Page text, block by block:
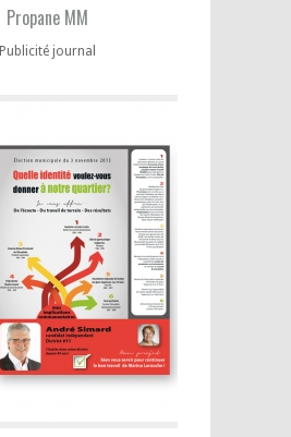
Propane MM
Publicité journal